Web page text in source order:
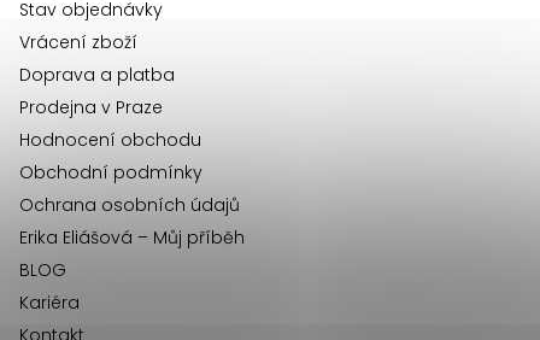
Stav objednávky
Vrácení zboží
Doprava a platba
Prodejna v Praze
Hodnocení obchodu
Obchodní podmínky
Ochrana osobních údajů
Erika Eliášová – Můj příběh
BLOG
Kariéra